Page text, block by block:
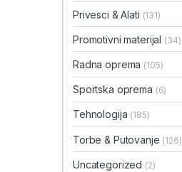
Privesci & Alati (131)
Promotivni materijal (34)
Radna oprema (105)
Sportska oprema (6)
Tehnologija (185)
Torbe & Putovanje (126)
Uncategorized (2)